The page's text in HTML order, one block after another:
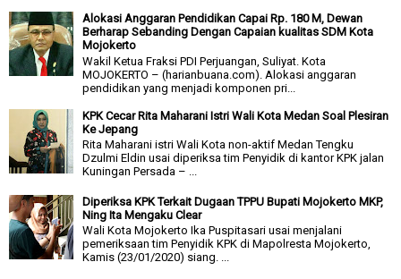
Alokasi Anggaran Pendidikan Capai Rp. 180 M, Dewan
Berharap Sebanding Dengan Capaian kualitas SDM Kota
Mojokerto
Wakil Ketua Fraksi PDI Perjuangan, Suliyat. Kota
MOJOKERTO – (harianbuana.com). Alokasi anggaran
pendidikan yang menjadi komponen pri...
KPK Cecar Rita Maharani Istri Wali Kota Medan Soal Plesiran
Ke Jepang
Rita Maharani istri Wali Kota non-aktif Medan Tengku
Dzulmi Eldin usai diperiksa tim Penyidik di kantor KPK jalan
Kuningan Persada – ...
Diperiksa KPK Terkait Dugaan TPPU Bupati Mojokerto MKP,
Ning Ita Mengaku Clear
Wali Kota Mojokerto Ika Puspitasari usai menjalani
pemeriksaan tim Penyidik KPK di Mapolresta Mojokerto,
Kamis (23/01/2020) siang. ...